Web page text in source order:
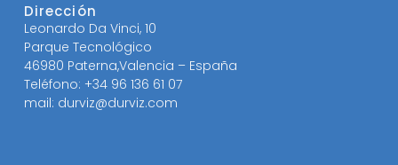
Dirección
Leonardo Da Vinci, 10
Parque Tecnológico
46980 Paterna,Valencia – España
Teléfono: +34 96 136 61 07
mail: durviz@durviz.com